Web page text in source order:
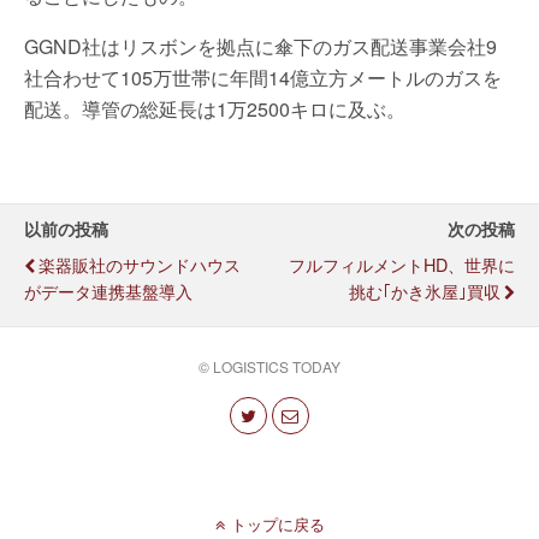
GGND社はリスボンを拠点に傘下のガス配送事業会社9
社合わせて105万世帯に年間14億立方メートルのガスを
配送。導管の総延長は1万2500キロに及ぶ。
以前の投稿
楽器販社のサウンドハウス
がデータ連携基盤導入
次の投稿
フルフィルメントHD、世界に
挑む｢かき氷屋｣買収
© LOGISTICS TODAY
トップに戻る